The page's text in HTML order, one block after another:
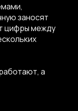
заносят
цифры между
а